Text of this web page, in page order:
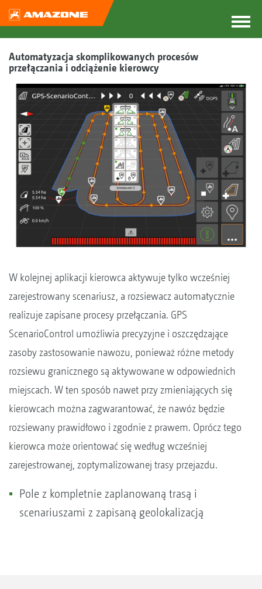
Automatyzacja skomplikowanych procesów
przełączania i odciążenie kierowcy
W kolejnej aplikacji kierowca aktywuje tylko wcześniej
zarejestrowany scenariusz, a rozsiewacz automatycznie
realizuje zapisane procesy przełączania. GPS
ScenarioControl umożliwia precyzyjne i oszczędzające
zasoby zastosowanie nawozu, ponieważ różne metody
rozsiewu granicznego są aktywowane w odpowiednich
miejscach. W ten sposób nawet przy zmieniających się
kierowcach można zagwarantować, że nawóz będzie
rozsiewany prawidłowo i zgodnie z prawem. Oprócz tego
kierowca może orientować się według wcześniej
zarejestrowanej, zoptymalizowanej trasy przejazdu.
Pole z kompletnie zaplanowaną trasą i
scenariuszami z zapisaną geolokalizacją